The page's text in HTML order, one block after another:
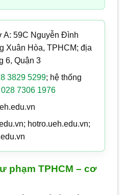
A: 59C Nguyễn Đình
Xuân Hòa, TPHCM; địa
6, Quận 3
3829 5299; hệ thống
028 7306 1976
hotro.ueh.edu.vn;
phạm TPHCM – cơ